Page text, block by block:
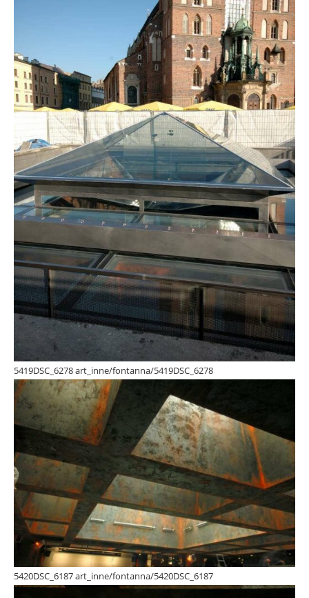
5419DSC_6278 art_inne/fontanna/5419DSC_6278
5420DSC_6187 art_inne/fontanna/5420DSC_6187